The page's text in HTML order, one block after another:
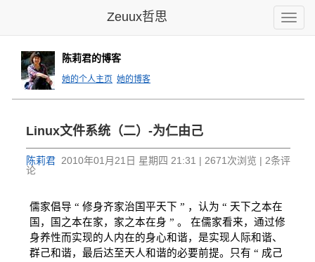
Toggle
Zeuux哲思
陈莉君的博客
她的个人主页 她的博客
Linux文件系统（二）-为仁由己
陈莉君 2010年01月21日 星期四 21:31 | 2671次浏览 | 2条评
论
儒家倡导 “ 修身齐家治国平天下 ” ，认为 “ 天下之本在
国，国之本在家，家之本在身 ” 。 在儒家看来，通过修
身养性而实现的人内在的身心和谐，是实现人际和谐、
群己和谐，最后达至天人和谐的必要前提。只有 “ 成己